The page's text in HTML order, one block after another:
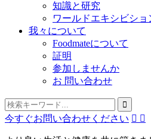
知識と研究
ワールドエキシビショ
我々について
Foodmateについて
証明
参加しませんか
お 問い合わせ
今すぐお問い合わせください  